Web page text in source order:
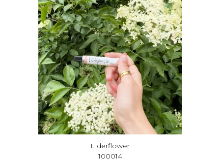
Elderflower
100014